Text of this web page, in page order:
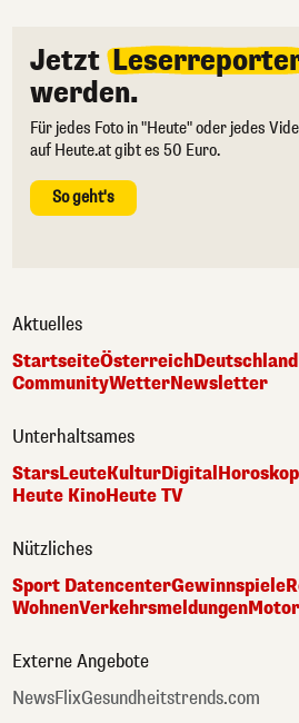
Jetzt
werden.
Für jedes Foto in "Heute" oder jedes
auf Heute.at gibt es 50 Euro.
So geht's
Aktuelles
StartseiteÖsterreichDeutschland
CommunityWetterNewsletter
Unterhaltsames
StarsLeuteKulturDigital Horoskop
Heute KinoHeute TV
Nützliches
Sport DatencenterGewinnspiele
WohnenVerkehrsmeldungenMotor
Externe Angebote
NewsFlixGesundheitstrends.com